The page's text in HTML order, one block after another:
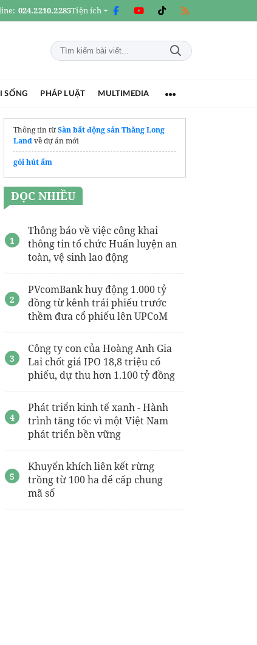
024.2210.2285Tiện ích
SỐNG PHÁP LUẬT MULTIMEDIA
Thông tin từSàn bất động sản Thăng Long
Landvề dự án mới
gói hút ẩm
ĐỌC NHIỀU
Thông báo về việc công khai
thông tin tổ chức Huấn luyện an
toàn, vệ sinh lao động
PVcomBank huy động 1.000 tỷ
đồng từ kênh trái phiếu trước
thềm đưa cổ phiếu lên UPCoM
Công ty con của Hoàng Anh Gia
Lai chốt giá IPO 18,8 triệu cổ
phiếu, dự thu hơn 1.100 tỷ đồng
Phát triển kinh tế xanh - Hành
trình tăng tốc vì một Việt Nam
phát triển bền vững
Khuyến khích liên kết rừng
trồng từ 100 ha để cấp chung
mã số